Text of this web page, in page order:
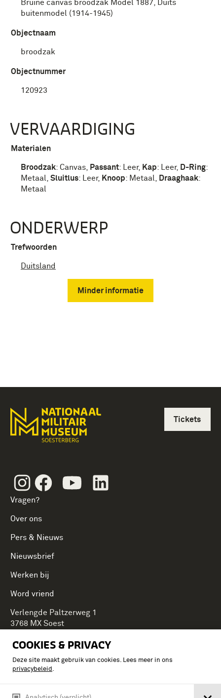
COOKIES & PRIVACY
Deze site maakt gebruik van cookies. Lees meer in ons
privacybeleid .
Bruine canvas broodzak Model 1887, Duits
buitenmodel (1914-1945)
Objectnaam
broodzak
Objectnummer
120923
VERVAARDIGING
Materialen
Broodzak: Canvas Passant: Leer, Kap: Leer, D-Ring:
Metaal
Sluitlus: Leer, Knoop: Metaal Draaghaak:
Metaal
ONDERWERP
Trefwoorden
Duitsland
Minder informatie
InstagramFacebookYoutube
Vragen?
Over ons
Pers & Nieuws
Nieuwsbrief
Werken bij
Word vriend
Tickets
Verlengde Paltzerweg 1
3768 MX Soest
Onderdeel van Stichting Koninklijke Defensiemusea,